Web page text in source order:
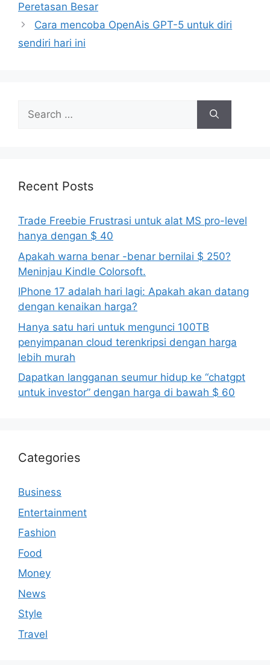
Peretasan Besar
Cara mencoba OpenAis GPT-5 untuk diri
sendiri hari ini
Search
for:
Recent Posts
Trade Freebie Frustrasi untuk alat MS pro-level
hanya dengan $ 40
Apakah warna benar -benar bernilai $ 250?
Meninjau Kindle Colorsoft.
IPhone 17 adalah hari lagi: Apakah akan datang
dengan kenaikan harga?
Hanya satu hari untuk mengunci 100TB
penyimpanan cloud terenkripsi dengan harga
lebih murah
Dapatkan langganan seumur hidup ke “chatgpt
untuk investor” dengan harga di bawah $ 60
Categories
Business
Entertainment
Fashion
Food
Money
News
Style
Travel